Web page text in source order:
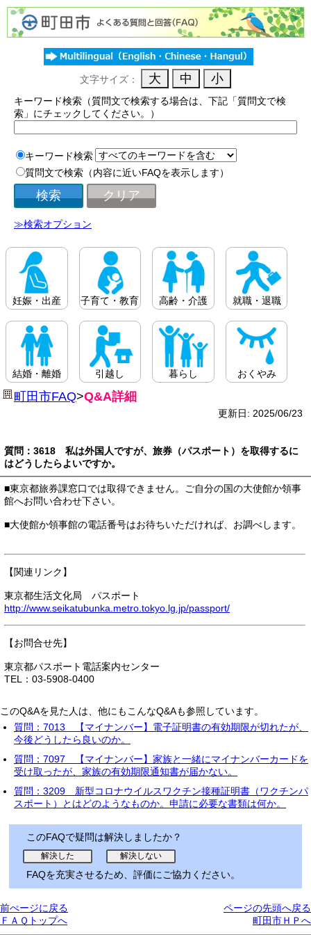
文字サイズ：
キーワード検索（質問文で検索する場合は、下記「質問文で検
索」にチェックしてください。）
キーワード検索
質問文で検索（内容に近いFAQを表示します）
≫検索オプション
妊娠・出産 子育て・教育 高齢・介護 就職・退職
結婚・離婚 引越し 暮らし おくやみ
町田市FAQ>Q&A詳細
更新日: 2025/06/23
質問：3618 私は外国人ですが、旅券（パスポート）を取得するに
はどうしたらよいですか。
■東京都旅券課窓口では取得できません。ご自分の国の大使館か領事
館へお問い合わせ下さい。
■大使館か領事館の電話番号はお待ちいただければ、お調べします。
【関連リンク】
東京都生活文化局 パスポート
http://www.seikatubunka.metro.tokyo.lg.jp/passport/
【お問合せ先】
東京都パスポート電話案内センター
TEL：03-5908-0400
このQ&Aを見た人は、他にもこんなQ&Aも参照しています。
質問：7013 【マイナンバー】電子証明書の有効期限が切れたが、
今後どうしたら良いのか。
質問：7097 【マイナンバー】家族と一緒にマイナンバーカードを
受け取ったが、家族の有効期限通知書が届かない。
質問：3209 新型コロナウイルスワクチン接種証明書（ワクチンパ
スポート）とはどのようなものか。申請に必要な書類は何か。
このFAQで疑問は解決しましたか？
FAQを充実させるため、評価にご協力ください。
前ぺージに戻る
ページの先頭へ戻る
ＦＡＱトップへ
町田市ＨＰへ